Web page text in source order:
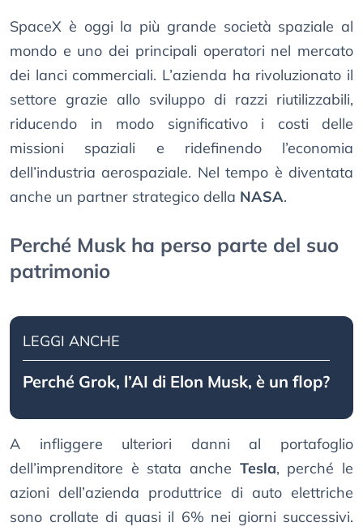
SpaceX è oggi la più grande società spaziale al
mondo e uno dei principali operatori nel mercato
dei lanci commerciali. L’azienda ha rivoluzionato il
settore grazie allo sviluppo di razzi riutilizzabili,
riducendo in modo significativo i costi delle
missioni spaziali e ridefinendo l’economia
dell’industria aerospaziale. Nel tempo è diventata
anche un partner strategico della NASA.
Perché Musk ha perso parte del suo
patrimonio
LEGGI ANCHE
Perché Grok, l’AI di Elon Musk, è un flop?
A infliggere ulteriori danni al portafoglio
dell’imprenditore è stata anche Tesla, perché le
azioni dell’azienda produttrice di auto elettriche
sono crollate di quasi il 6% nei giorni successivi.